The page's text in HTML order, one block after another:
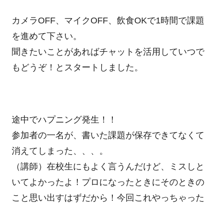
カメラOFF、マイクOFF、飲食OKで1時間で課題
を進めて下さい。
聞きたいことがあればチャットを活用していつで
もどうぞ！とスタートしました。
途中でハプニング発生！！
参加者の一名が、書いた課題が保存できてなくて
消えてしまった、、、。
（講師）在校生にもよく言うんだけど、ミスしと
いてよかったよ！プロになったときにそのときの
こと思い出すはずだから！今回これやっちゃった